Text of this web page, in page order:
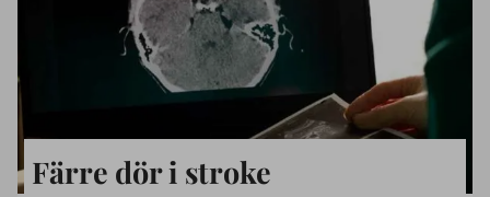
Färre dör i stroke